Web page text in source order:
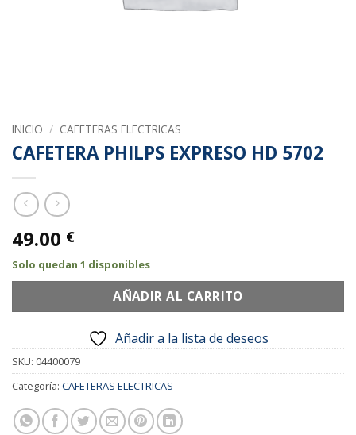
INICIO / CAFETERAS ELECTRICAS
CAFETERA PHILPS EXPRESO HD 5702
49.00 €
Solo quedan 1 disponibles
AÑADIR AL CARRITO
Añadir a la lista de deseos
SKU: 04400079
Categoría: CAFETERAS ELECTRICAS